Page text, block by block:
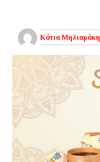
Κάτια Μηλιαράκη